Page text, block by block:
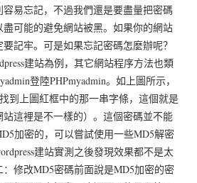
易忘記，不過我們還是要盡量把密碼
可能的避免網站被黑。如果你的網站
記牢。可是如果忘記密碼怎麼辦呢？
建站為例，其它網站程序方法也類
登陸PHPmyadmin。如上圖所示，
到上圖紅框中的那一串字條，這個就是
這裡是不一樣的）。這個密碼並不能
加密的，可以嘗試使用一些MD5解密
建站實測之後發現效果都不是太
修改MD5密碼前面說是MD5加密的密